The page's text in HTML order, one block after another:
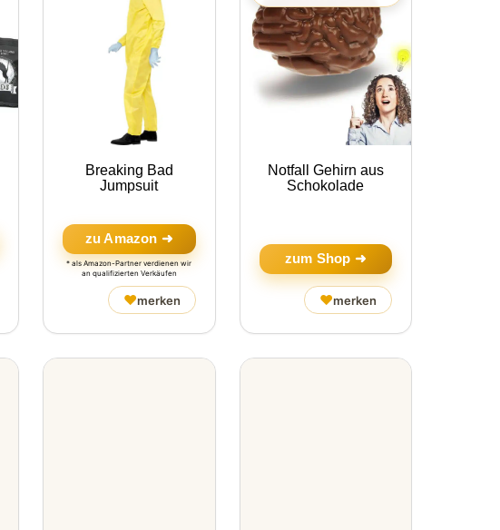
Breaking Bad
Jumpsuit
zu Amazon ➜
* als Amazon-Partner verdienen wir
an qualifizierten Verkäufen
♥merken
Notfall Gehirn aus
Schokolade
zum Shop ➜
♥merken